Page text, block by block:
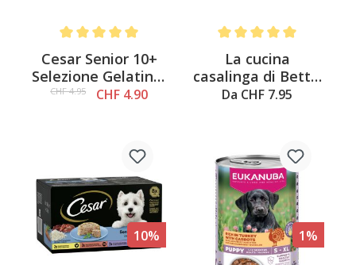
Average rating of 5 out of 5 stars
Cesar Senior 10+
Selezione Gelatina,
4x100g
CHF 4.95 CHF 4.90
Average rating of 5 out of
La cucina
casalinga di Betty:
selvaggina,
Da CHF 7.95
10% 1%